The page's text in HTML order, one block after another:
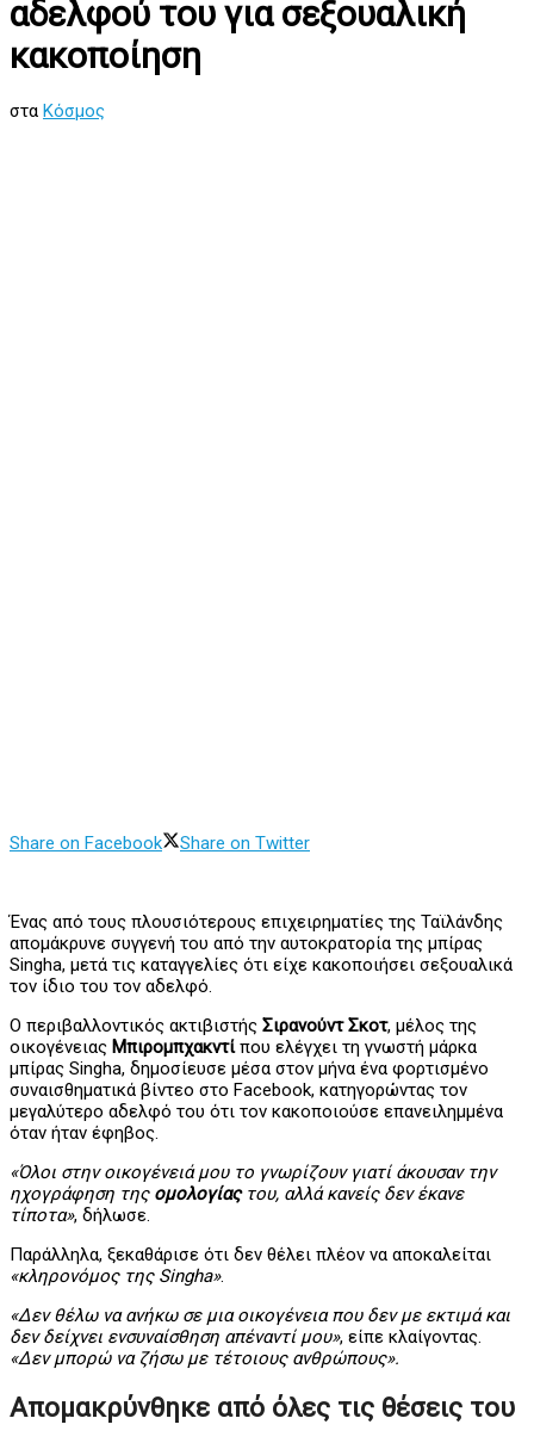
αδελφού του για σεξουαλική
κακοποίηση
στα Κόσμος
Share on Facebook Share on Twitter
Ένας από τους πλουσιότερους επιχειρηματίες της Ταϊλάνδης
απομάκρυνε συγγενή του από την αυτοκρατορία της μπίρας
Singha, μετά τις καταγγελίες ότι είχε κακοποιήσει σεξουαλικά
τον ίδιο του τον αδελφό.
Ο περιβαλλοντικός ακτιβιστής Σιρανούντ Σκοτ, μέλος της
οικογένειας Μπιρομπχακντίπου ελέγχει τη γνωστή μάρκα
μπίρας Singha, δημοσίευσε μέσα στον μήνα ένα φορτισμένο
συναισθηματικά βίντεο στο Facebook, κατηγορώντας τον
μεγαλύτερο αδελφό του ότι τον κακοποιούσε επανειλημμένα
όταν ήταν έφηβος.
«Όλοι στην οικογένειά μου το γνωρίζουν γιατί άκουσαν την
ηχογράφηση της ομολογίαςτου, αλλά κανείς δεν έκανε
τίποτα», δήλωσε.
Παράλληλα, ξεκαθάρισε ότι δεν θέλει πλέον να αποκαλείται
«κληρονόμος της Singha».
«Δεν θέλω να ανήκω σε μια οικογένεια που δεν με εκτιμά και
δεν δείχνει ενσυναίσθηση απέναντί μου», είπε κλαίγοντας.
«Δεν μπορώ να ζήσω με τέτοιους ανθρώπους».
Απομακρύνθηκε από όλες τις θέσεις του